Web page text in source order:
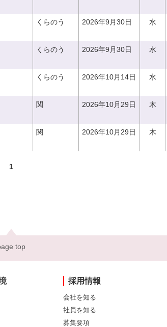
くらのう 2026年9月30日 水
くらのう 2026年9月30日 水
くらのう 2026年10月14日 水
関 2026年10月29日 木
関 2026年10月29日 木
1
top
採用情報
会社を知る
社員を知る
募集要項